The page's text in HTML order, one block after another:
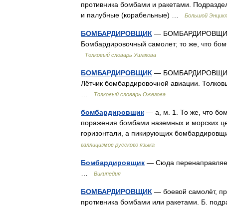
противника бомбами и ракетами.
и палубные (корабельные) …
Большой
БОМБАРДИРОВЩИК — БОМБАРДИРОВЩИК,
Бомбардировочный самолет; то же, что
Толковый словарь Ушакова
БОМБАРДИРОВЩИК — БОМБАРДИРОВЩИК,
Лётчик бомбардировочной авиации.
Толковый словарь Ожегова
бомбардировщик — а, м. 1. То же, что
поражения бомбами наземных и морских
горизонтали, а пикирующих
галлицизмов русского языка
Бомбардировщик — Сюда
Википедия
БОМБАРДИРОВЩИК — боевой самолёт,
противника бомбами или ракетами. Б.